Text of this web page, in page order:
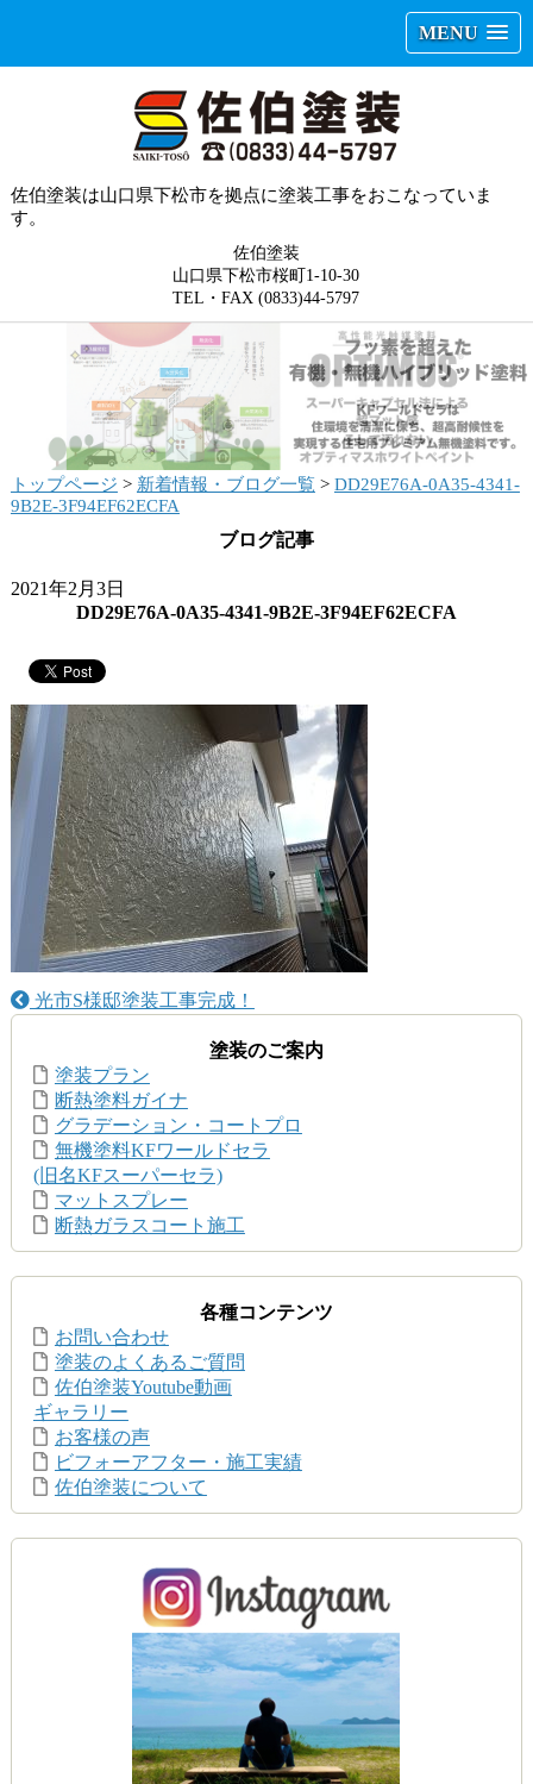
MENU
佐伯塗装は山口県下松市を拠点に塗装工事をおこなっていま
す。
佐伯塗装
山口県下松市桜町1-10-30
TEL・FAX (0833)44-5797
トップページ > 新着情報・ブログ一覧> DD29E76A-0A35-4341-
9B2E-3F94EF62ECFA
ブログ記事
2021年2月3日
DD29E76A-0A35-4341-9B2E-3F94EF62ECFA
光市S様邸塗装工事完成！
塗装のご案内
塗装プラン
断熱塗料ガイナ
グラデーション・コートプロ
無機塗料KFワールドセラ
(旧名KFスーパーセラ)
マットスプレー
断熱ガラスコート施工
各種コンテンツ
お問い合わせ
塗装のよくあるご質問
佐伯塗装Youtube動画
ギャラリー
お客様の声
ビフォーアフター・施工実績
佐伯塗装について